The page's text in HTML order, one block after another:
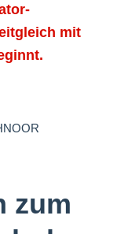
mit
zum